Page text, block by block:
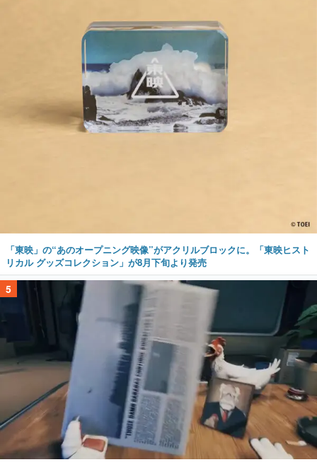
「東映」の“あのオープニング映像”がアクリルブロックに。「東映ヒスト
リカル グッズコレクション」が8月下旬より発売
5